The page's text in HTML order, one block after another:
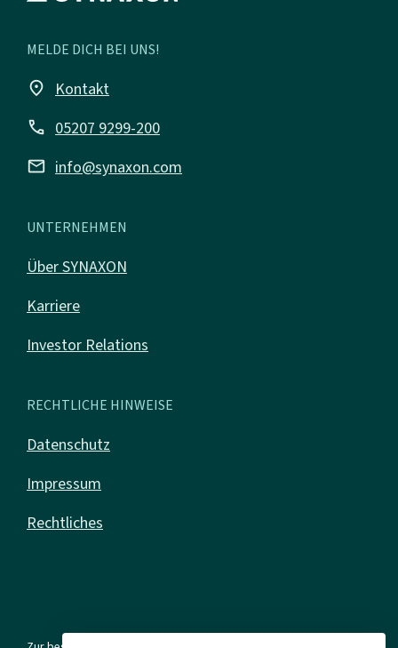
MELDE DICH BEI UNS!
place Kontakt
call 05207 9299-200
mail info@synaxon.com
UNTERNEHMEN
Über SYNAXON
Karriere
Investor Relations
RECHTLICHE HINWEISE
Datenschutz
Impressum
Rechtliches